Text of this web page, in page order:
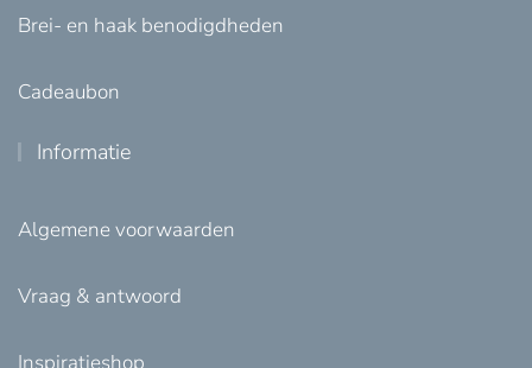
Brei- en haak benodigdheden
Cadeaubon
Informatie
Algemene voorwaarden
Vraag & antwoord